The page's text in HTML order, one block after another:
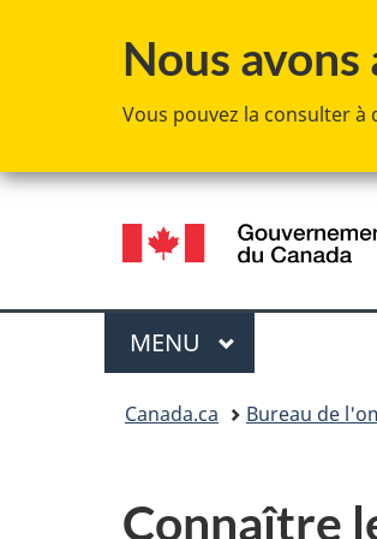
Nous
Vous pouvez la consulter
Sélection
de
la
langue
Menu
MENU PRINCIPAL
Canada.ca Bureau de
Connaître